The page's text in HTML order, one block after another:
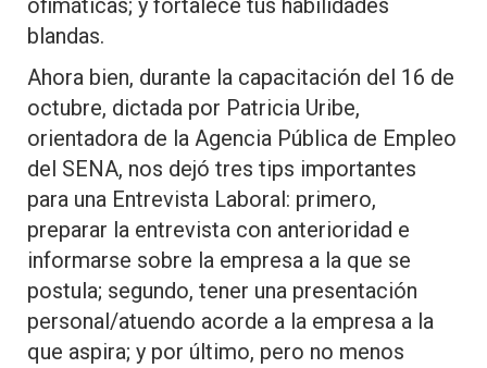
ofimáticas; y fortalece tus habilidades
blandas.
Ahora bien, durante la capacitación del 16 de
octubre, dictada por Patricia Uribe,
orientadora de la Agencia Pública de Empleo
del SENA, nos dejó tres tips importantes
para una Entrevista Laboral: primero,
preparar la entrevista con anterioridad e
informarse sobre la empresa a la que se
postula; segundo, tener una presentación
personal/atuendo acorde a la empresa a la
que aspira; y por último, pero no menos